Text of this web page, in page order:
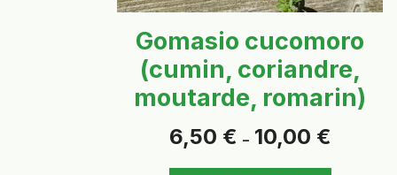
Gomasio cucomoro
(cumin, coriandre,
moutarde, romarin)
6,50 € – 10,00 €
prix :
produit